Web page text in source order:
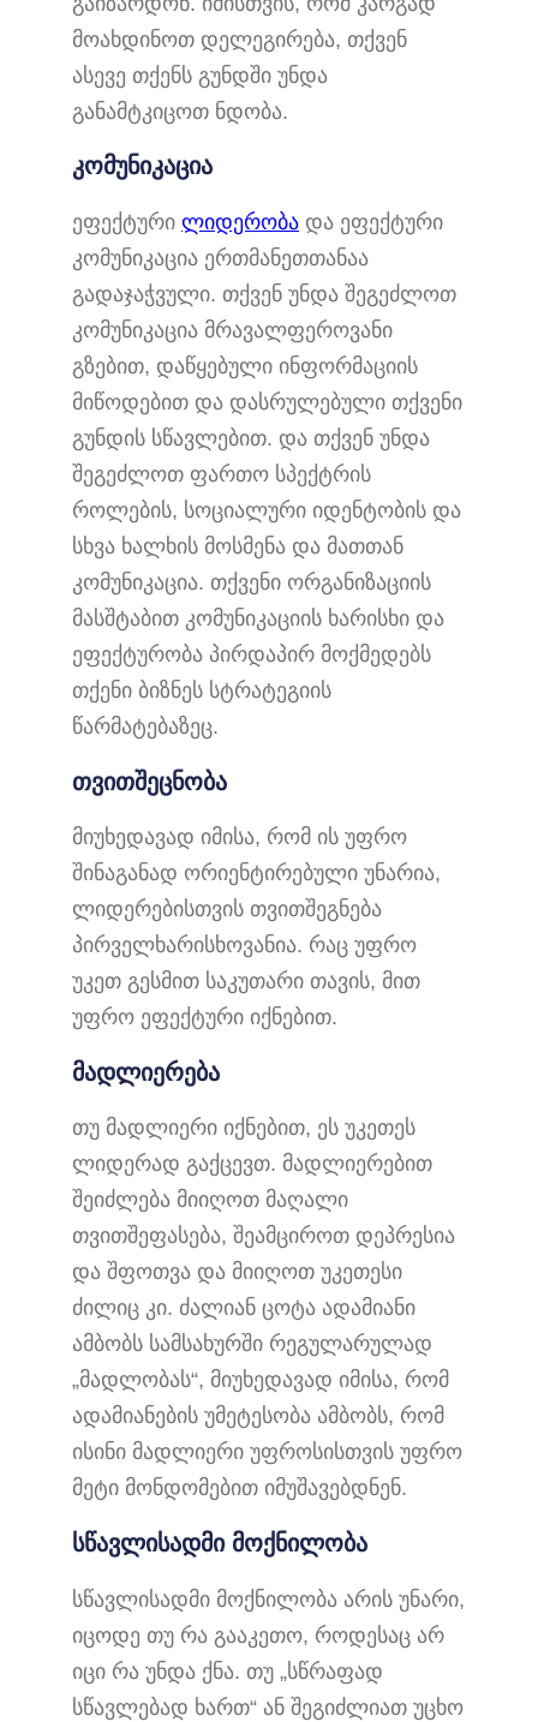
მოახდინოთ დელეგირება, თქვენ
ასევე თქენს გუნდში უნდა
განამტკიცოთ ნდობა.
კომუნიკაცია
ეფექტური ლიდერობა და ეფექტური
კომუნიკაცია ერთმანეთთანაა
გადაჯაჭვული. თქვენ უნდა შეგეძლოთ
კომუნიკაცია მრავალფეროვანი
გზებით, დაწყებული ინფორმაციის
მიწოდებით და დასრულებული თქვენი
გუნდის სწავლებით. და თქვენ უნდა
შეგეძლოთ ფართო სპექტრის
როლების, სოციალური იდენტობის და
სხვა ხალხის მოსმენა და მათთან
კომუნიკაცია. თქვენი ორგანიზაციის
მასშტაბით კომუნიკაციის ხარისხი და
ეფექტურობა პირდაპირ მოქმედებს
თქენი ბიზნეს სტრატეგიის
წარმატებაზეც.
თვითშეცნობა
მიუხედავად იმისა, რომ ის უფრო
შინაგანად ორიენტირებული უნარია,
ლიდერებისთვის თვითშეგნება
პირველხარისხოვანია. რაც უფრო
უკეთ გესმით საკუთარი თავის, მით
უფრო ეფექტური იქნებით.
მადლიერება
თუ მადლიერი იქნებით, ეს უკეთეს
ლიდერად გაქცევთ. მადლიერებით
შეიძლება მიიღოთ მაღალი
თვითშეფასება, შეამციროთ დეპრესია
და შფოთვა და მიიღოთ უკეთესი
ძილიც კი. ძალიან ცოტა ადამიანი
ამბობს სამსახურში რეგულარულად
„მადლობას“, მიუხედავად იმისა, რომ
ადამიანების უმეტესობა ამბობს, რომ
ისინი მადლიერი უფროსისთვის უფრო
მეტი მონდომებით იმუშავებდნენ.
სწავლისადმი მოქნილობა
სწავლისადმი მოქნილობა არის უნარი,
იცოდე თუ რა გააკეთო, როდესაც არ
იცი რა უნდა ქნა. თუ „სწრაფად
სწავლებად ხართ“ ან შეგიძლიათ უცხო